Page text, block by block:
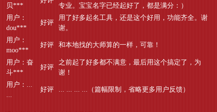
贝***
专业。宝宝名字已经起好了，都是满分：）
用户：
dou***
好评
用了好多起名工具，还是这个好用，功能齐全。谢
谢。
用户：
moo***
好评 和本地找的大师算的一样，可靠！
用户：奋
斗***
好评
之前起了好多都不满意，最后用这个搞定了，为
谢！
用户：...
...
好评 ... ... ... ...（篇幅限制，省略更多用户反馈）